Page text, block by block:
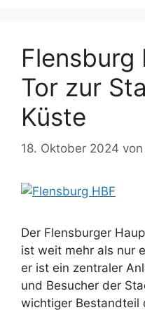
Flensburg
Tor zur
Küste
18. Oktober 2024 von
Der Flensburger
ist weit mehr als nur
er ist ein zentraler
und Besucher der
wichtiger Bestandteil